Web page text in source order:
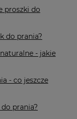
proszki do
do prania?
- jakie
- co jeszcze
prania?